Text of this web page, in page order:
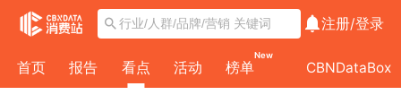
注册/登录
首页 报告 看点 活动 榜单
New
CBNDataBox